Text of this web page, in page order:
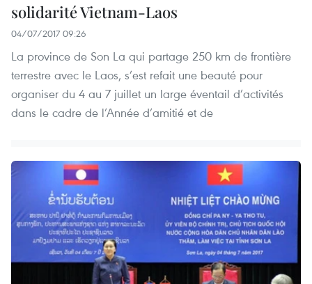
solidarité Vietnam-Laos
04/07/2017 09:26
La province de Son La qui partage 250 km de frontière
terrestre avec le Laos, s’est refait une beauté pour
organiser du 4 au 7 juillet un large éventail d’activités
dans le cadre de l’Année d’amitié et de